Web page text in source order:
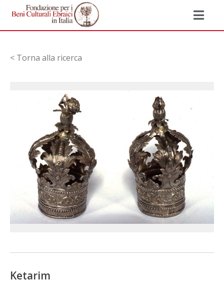
< Torna alla ricerca
Ketarim